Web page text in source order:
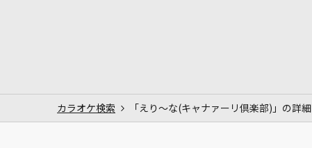
カラオケ検索 「えり～な(キャナァーリ倶楽部)」の詳細